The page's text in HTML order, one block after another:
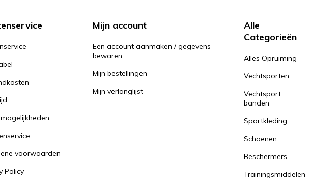
voorwaarden
Policy
Mijn account
Een account aanmaken / gegevens
bewaren
Mijn bestellingen
Mijn verlanglijst
Alle
Categorieën
Alles Opruiming
Vechtsporten
Vechtsport
banden
Sportkleding
Schoenen
Beschermers
Trainingsmiddelen